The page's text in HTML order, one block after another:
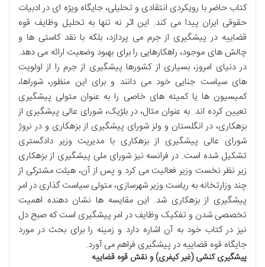
کتاب حاضر با رویکردی انتقادی و تحلیلی، جایگاه ویژه ای در ادبیات
حقوقی ایران پیدا می کند. این اثر نه تنها به تحلیل وظایف قوه
قضاییه در پیشگیری از جرم می پردازد، بلکه با نقد کاستی ها و
چالش های موجود، راهکارهایی را برای بهبود وضعیت ارائه می دهد.
در دنیای امروز، بسیاری از کشورها پیشگیری از جرم را از اولویت
های سیاست جنایی خود می دانند و برای این منظور، شوراها،
کمیسیون ها یا کمیته های خاصی را به عنوان متولی پیشگیری
تعیین کرده اند. به عنوان مثال، در بلژیک، شورای عالی پیشگیری از
بزهکاری، در انگلستان و ولز شورای پیشگیری از بزهکاری و در نروژ
شورای عالی پیشگیری از بزهکاری با مدیریت وزیر دادگستری
تشکیل شده است. در فرانسه نیز شورای ملی پیشگیری از بزهکاری
زیر نظر نخست وزیر فعالیت می کرد و پس از آن، هیئت مشترکی از
چند وزارتخانه به ریاست وزیر شهرسازی، متولی سیاست گذاری در امر
پیشگیری از بزهکاری شد. این مقایسه ها نشان دهنده اهمیت
تخصصی شدن و تفکیک وظایف در امر پیشگیری است که صبح دل
نیز در کتاب خود به آن اشاره دارد و زمینه را برای بحث در مورد
جایگاه قوه قضاییه در پیشگیری فراهم می آورد.
پیشگیری کنشی (غیر کیفری) و نقش قوه قضاییه